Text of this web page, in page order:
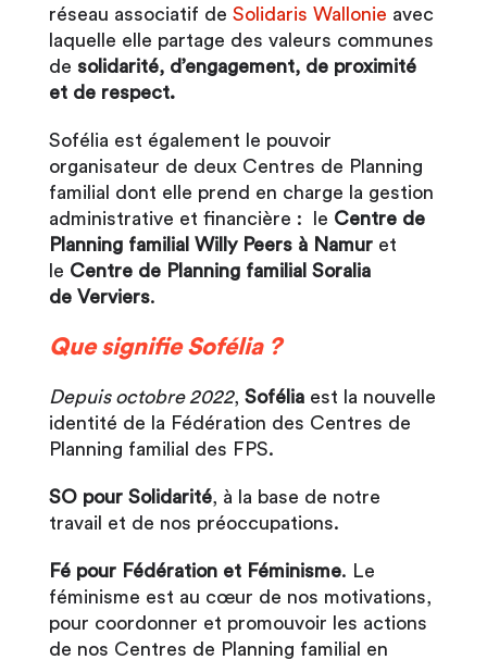
réseau associatif de Solidaris Wallonie avec
laquelle elle partage des valeurs communes
de solidarité, d’engagement, de proximité
et de respect.
Sofélia est également le pouvoir
organisateur de deux Centres de Planning
familial dont elle prend en charge la gestion
administrative et financière : le Centre de
Planning familial Willy Peers à Namur et
le Centre de Planning familial Soralia
de Verviers.
Que signifie Sofélia ?
Depuis octobre 2022, Soféliaest la nouvelle
identité de la Fédération des Centres de
Planning familial des FPS.
SO pour Solidarité, à la base de notre
travail et de nos préoccupations.
Fé pour Fédération et Féminisme. Le
féminisme est au cœur de nos motivations,
pour coordonner et promouvoir les actions
de nos Centres de Planning familial en